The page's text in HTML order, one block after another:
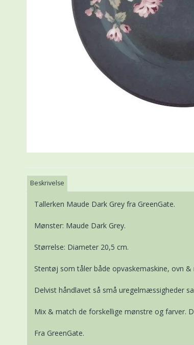
Beskrivelse
Tallerken Maude Dark Grey fra GreenGate.
Mønster: Maude Dark Grey.
Størrelse: Diameter 20,5 cm.
Stentøj som tåler både opvaskemaskine, ovn &
Delvist håndlavet så små uregelmæssigheder
Mix & match de forskellige mønstre og farver.
Fra GreenGate.